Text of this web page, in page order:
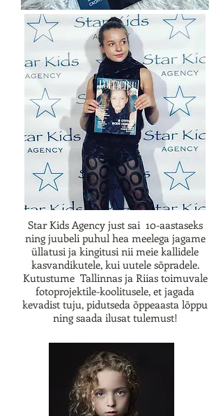
Star Kids Agency just sai 10-aastaseks
ning juubeli puhul hea meelega jagame
üllatusi ja kingitusi nii meie kallidele
kasvandikutele, kui uutele sõpradele.
Kutustume Tallinnas ja Riias toimuvale
fotoprojektile-koolitusele, et jagada
kevadist tuju, pidutseda õppeaasta lõppu
ning saada ilusat tulemust!